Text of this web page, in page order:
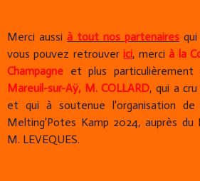
Merci aussi à tout nos partenaires
vous pouvez retrouver ici, merci à la
Champagne et plus particulièrement
Mareuil-sur-Aÿ, M. COLLARD, qui a
et qui à soutenue l'organisation
Melting'Potes Kamp 2024, auprès du
M. LEVEQUES.